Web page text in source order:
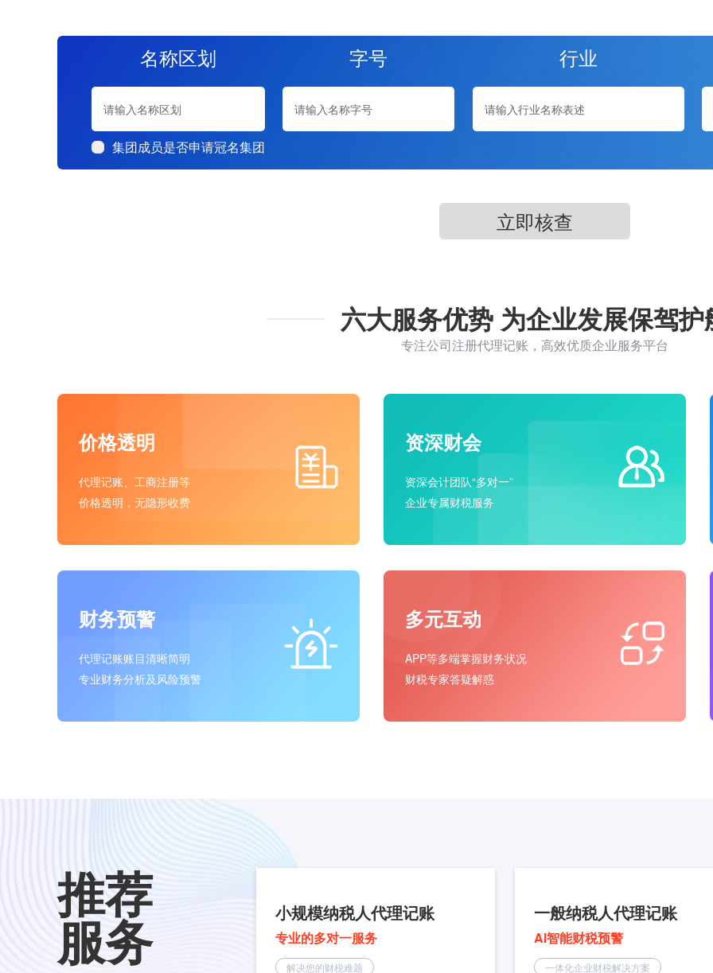
名称区划
集团成员是否申请冠名集团
字号 行业
立即核查
六大服务优势 为企业发展保驾护
专注公司注册代理记账，高效优质企业服务平台
价格透明
代理记账、工商注册等
价格透明，无隐形收费
资深财会
资深会计团队“多对一”
企业专属财税服务
财务预警
代理记账账目清晰简明
专业财务分析及风险预警
多元互动
APP等多端掌握财务状况
财税专家答疑解惑
推荐
服务 小规模纳税人代理记账
专业的多对一服务
解决您的财税难题
一般纳税人代理记账
AI智能财税预警
一体化企业财税解决方案